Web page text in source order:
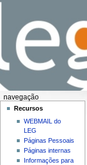
navegação
Recursos
WEBMAIL do
LEG
Páginas Pessoais
Páginas internas
Informações para